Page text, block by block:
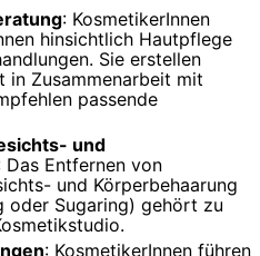
: KosmetikerInnen
hinsichtlich Hautpflege
Sie erstellen
in Zusammenarbeit mit
passende
und
Das Entfernen von
und Körperbehaarung
oder Sugaring) gehört zu
: KosmetikerInnen führen